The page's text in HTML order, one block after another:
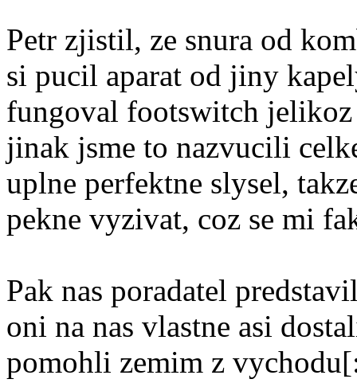
Petr zjistil, ze snura od
si pucil aparat od jiny
fungoval footswitch jelikoz
jinak jsme to nazvucili
uplne perfektne slysel,
pekne vyzivat, coz se mi
Pak nas poradatel
oni na nas vlastne asi
pomohli zemim z